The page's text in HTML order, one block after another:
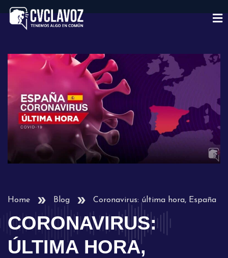
Home Blog Coronavirus: última hora, España
CORONAVIRUS:
ÚLTIMA HORA,